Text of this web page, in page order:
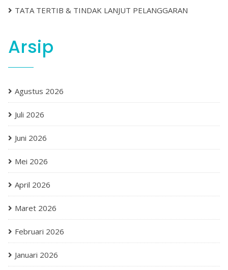
TATA TERTIB & TINDAK LANJUT PELANGGARAN
Arsip
Agustus 2026
Juli 2026
Juni 2026
Mei 2026
April 2026
Maret 2026
Februari 2026
Januari 2026